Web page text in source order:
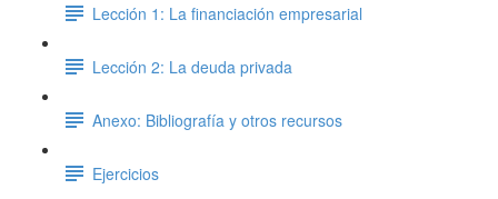
Lección 1: La financiación empresarial
Lección 2: La deuda privada
Anexo: Bibliografía y otros recursos
Ejercicios